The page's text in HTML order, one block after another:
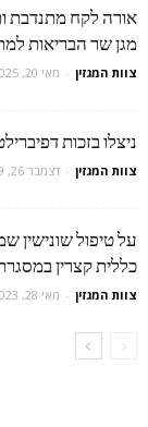
אורה לקח מתנדבת
מגן שר הבריאות
צוות המגזין - מאי 20, 2025
ניצלו בזכות
צוות המגזין - דצמבר 26, 2019
על טיפול
כללית קצרין
צוות המגזין - מאי 28, 2023